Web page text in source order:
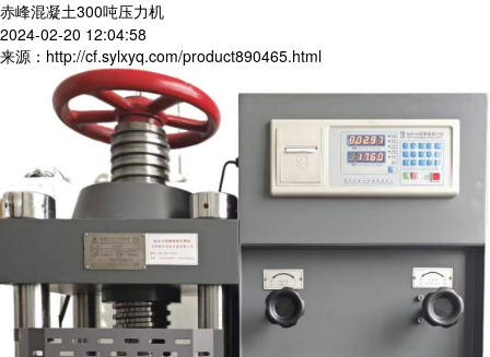
赤峰混凝土300吨压力机
2024-02-20 12:04:58
来源：http://cf.sylxyq.com/product890465.html